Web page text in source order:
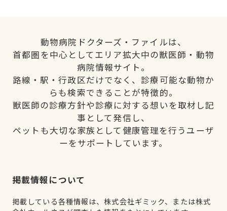
動物病院ドクターズ・ファイルは、
首都圏を中心としてエリア拡大中の獣医師・動物
病院情報サイト。
路線・駅・行政区だけでなく、診療可能な動物か
らも検索できることが特徴的。
獣医師の診療方針や診療に対する想いを取材し記
事として発信し、
ペットも大切な家族として健康管理を行うユーザ
ーをサポートしています。
掲載情報について
掲載している各種情報は、株式会社ギミック、または株式